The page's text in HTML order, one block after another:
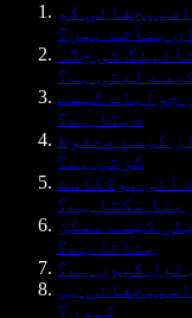
کو
بناتے ہیں؟
کی جگہ
لیتی ہے؟
جوابات کیسے
دیتا ہے؟
کیسے محفوظ
کرتی ہے؟
آئی پوڈکاسٹ
بنا سکتا ہے؟
کیسے ممکن
بناتا ہے؟
ٹول کیوں ہے؟
ہی
کیوں؟